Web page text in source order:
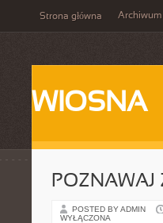
Strona główna Archiwum
WIOSNA
POSTED BY ADMIN
WYŁĄCZONA